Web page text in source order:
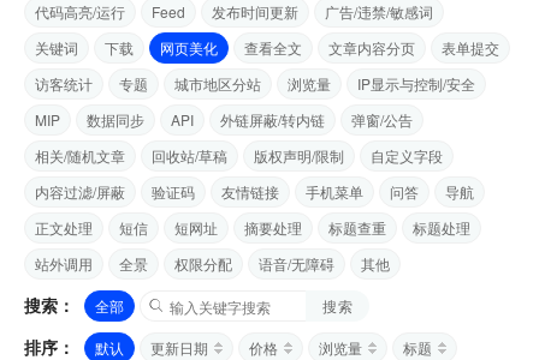
代码高亮/运行
Feed 发布时间更新
广告/违禁/敏感词
关键词
下载 网页美化 查看全文 文章内容分页
表单提交
访客统计
专题 城市地区分站 浏览量
IP显示与控制/安全
MIP
数据同步 API 外链屏蔽/转内链
弹窗/公告
相关/随机文章
回收站/草稿 版权声明/限制
自定义字段
内容过滤/屏蔽
验证码 友情链接 手机菜单 问答
导航
正文处理
短信 短网址 摘要处理 标题查重
标题处理
站外调用
全景 权限分配 语音/无障碍 其他
搜索： 全部 搜索
排序： 默认 更新日期 价格 浏览量
标题